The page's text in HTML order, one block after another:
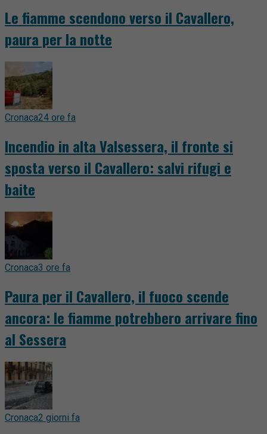
Le fiamme scendono verso il Cavallero,
paura per la notte
Cronaca24 ore fa
Incendio in alta Valsessera, il fronte si
sposta verso il Cavallero: salvi rifugi e
baite
Cronaca3 ore fa
Paura per il Cavallero, il fuoco scende
ancora: le fiamme potrebbero arrivare fino
al Sessera
Cronaca2 giorni fa